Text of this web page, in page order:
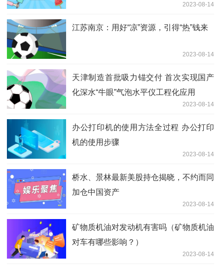
2023-08-14
江苏南京：用好“凉”资源，引得“热”钱来
2023-08-14
天津制造首批吸力锚交付 首次实现国产
化深水“牛眼”气泡水平仪工程化应用
2023-08-14
办公打印机的使用方法全过程 办公打印
机的使用步骤
2023-08-14
桥水、景林最新美股持仓揭晓，不约而同
加仓中国资产
2023-08-14
矿物质机油对发动机有害吗（矿物质机油
对车有哪些影响？）
2023-08-14